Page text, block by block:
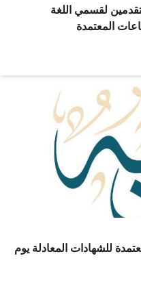
لقسمي اللغة
المعتمدة
للشهادات المعادلة يوم